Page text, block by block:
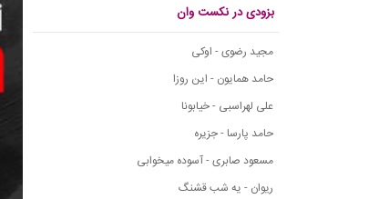
بزودی در نکست وان
مجید رضوی - اوکی
حامد همایون - این روزا
علی لهراسبی - خیابونا
حامد پارسا - جزیره
مسعود صابری - آسوده میخوابی
ریوان - یه شب قشنگ